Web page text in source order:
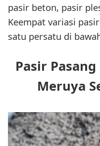
pasir beton, pasir
Keempat variasi
satu persatu di
Pasir
Meruya